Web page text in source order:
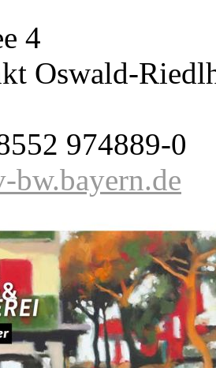
4
Oswald-
974889-0
bw.bayern.de